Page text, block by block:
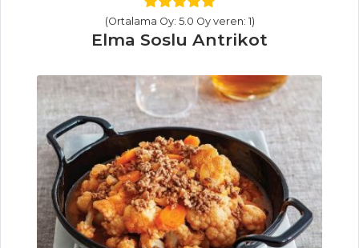
Salatalar Tüm
PASTA VE
TATLILAR
KAKAOLU VE
BİSKÜVİLİ PASTA
MEYVELİ
PANKEK PASTA
(Ortalama Oy: 5.0 Oy veren: 1)
Elma Soslu Antrikot